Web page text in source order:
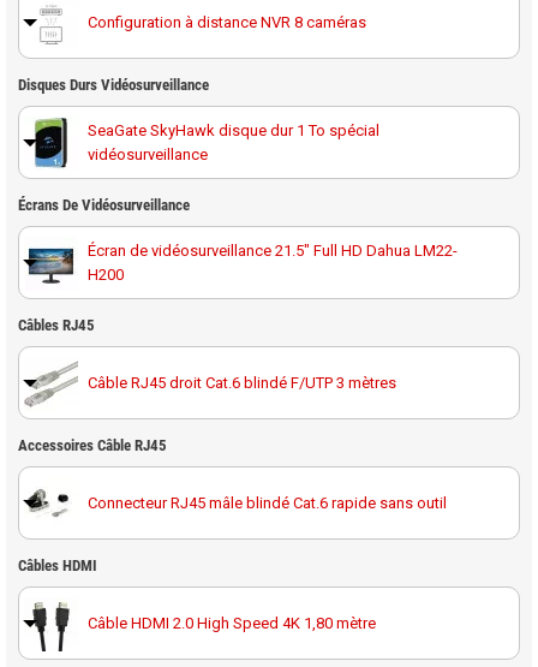
Configuration à distance NVR 8 caméras
Disques Durs Vidéosurveillance
SeaGate SkyHawk disque dur 1 To spécial
vidéosurveillance
Disque dur 1 To spécial vidéosurveillance Western
Digital Purple
SeaGate SkyHawk disque dur 2 To spécial
vidéosurveillance
Disque dur 2 To spécial vidéosurveillance Western
Digital Purple
SeaGate SkyHawk disque dur 4 To spécial
vidéosurveillance
Disque dur 4 To spécial vidéosurveillance Western
SeaGate SkyHawk disque dur 6 To spécial
Écrans De Vidéosurveillance
Écran de vidéosurveillance 21.5" Full HD Dahua LM22-
H200
Écran de vidéosurveillance 32" full HD Hikvision DS-
D5032QE
Câbles RJ45
Câble RJ45 droit Cat.6 blindé F/UTP 3 mètres
Câble RJ45 droit Cat.6 blindé F/UTP 10 mètres
Accessoires Câble RJ45
Connecteur RJ45 mâle blindé Cat.6 rapide sans outil
Câbles HDMI
Câble HDMI 2.0 High Speed 4K 1,80 mètre